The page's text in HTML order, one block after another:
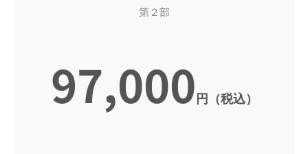
第２部
97,000円（税込）